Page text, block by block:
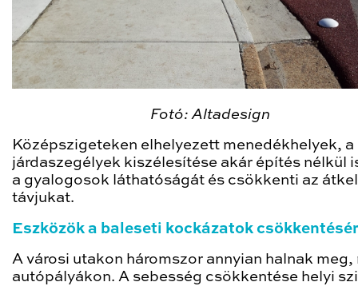
Fotó: Altadesign
Középszigeteken elhelyezett menedékhelyek, a
járdaszegélyek kiszélesítése akár építés nélkül
a gyalogosok láthatóságát és csökkenti az
távjukat.
Eszközök a baleseti kockázatok
A városi utakon háromszor annyian halnak meg,
autópályákon. A sebesség csökkentése helyi